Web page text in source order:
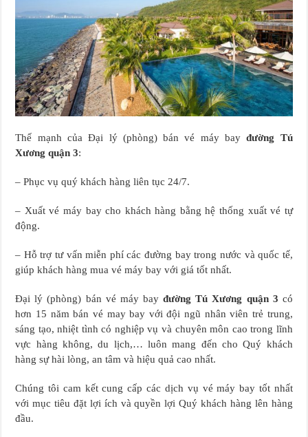
Thế mạnh của Đại lý (phòng) bán vé máy bayđường Tú
Xương quận 3:
– Phục vụ quý khách hàng liên tục 24/7.
– Xuất vé máy bay cho khách hàng bằng hệ thống xuất vé tự
động.
– Hỗ trợ tư vấn miễn phí các đường bay trong nước và quốc tế,
giúp khách hàng mua vé máy bay với giá tốt nhất.
Đại lý (phòng) bán vé máy bayđường Tú Xương quận 3 có
hơn 15 năm bán vé may bay với đội ngũ nhân viên trẻ trung,
sáng tạo, nhiệt tình có nghiệp vụ và chuyên môn cao trong lĩnh
vực hàng không, du lịch,… luôn mang đến cho Quý khách
hàng sự hài lòng, an tâm và hiệu quả cao nhất.
Chúng tôi cam kết cung cấp các dịch vụ vé máy bay tốt nhất
với mục tiêu đặt lợi ích và quyền lợi Quý khách hàng lên hàng
đầu.